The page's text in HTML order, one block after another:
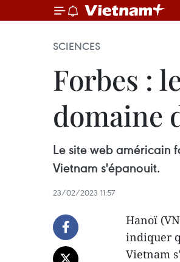
SCIENCES
Forbes :
domaine
Le site web américain
Vietnam s'épanouit.
23/02/2023 11:57
Hanoï
indiquer
Vietnam